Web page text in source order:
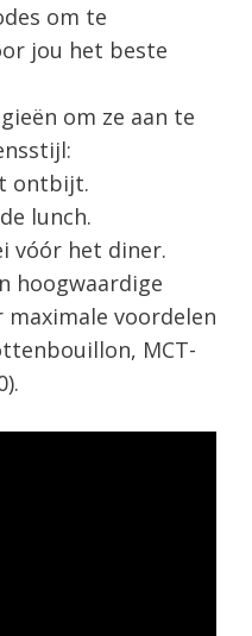
om te
jou het beste
om ze aan te
ontbijt.
lunch.
vóór het diner.
hoogwaardige
voordelen
MCT-